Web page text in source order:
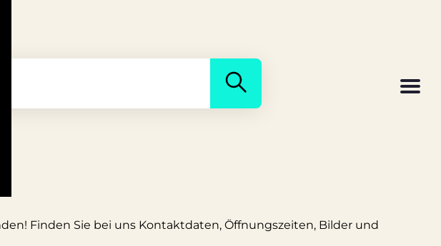
Finden Sie bei uns Kontaktdaten, Öffnungszeiten, Bilder und